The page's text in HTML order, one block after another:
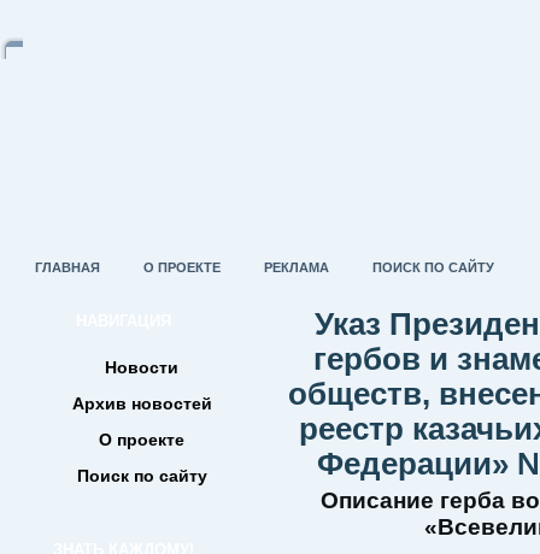
ГЛАВНАЯ О ПРОЕКТЕ РЕКЛАМА ПОИСК ПО САЙТУ
Новости
Архив новостей
О проекте
Поиск по сайту
Указ
гербов и
обществ,
реестр
Федерации»
Описание герба